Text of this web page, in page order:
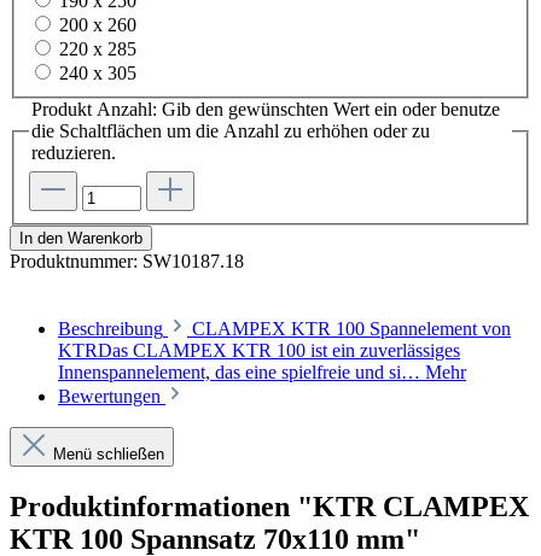
200 x 260
220 x 285
240 x 305
Produkt Anzahl: Gib den gewünschten Wert ein oder benutze
die Schaltflächen um die Anzahl zu erhöhen oder zu
reduzieren.
In den Warenkorb
Produktnummer: SW10187.18
Beschreibung
CLAMPEX KTR 100 Spannelement von
KTRDas CLAMPEX KTR 100 ist ein zuverlässiges
Innenspannelement, das eine spielfreie und si… Mehr
Bewertungen
Menü schließen
Produktinformationen "KTR CLAMPEX
KTR 100 Spannsatz 70x110 mm"